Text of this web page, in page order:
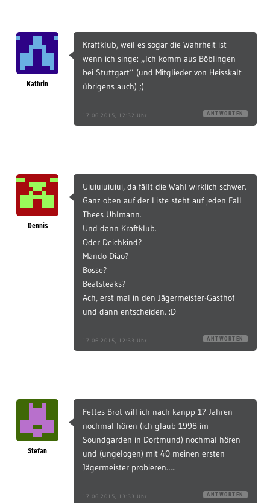
Kathrin
Kraftklub, weil es sogar die Wahrheit ist
wenn ich singe: „Ich komm aus Böblingen
bei Stuttgart“ (und Mitglieder von Heisskalt
übrigens auch) ;)
17.06.2015, 12:32 Uhr ANTWORTEN
Dennis
Uiuiuiuiuiui, da fällt die Wahl wirklich schwer.
Ganz oben auf der Liste steht auf jeden Fall
Thees Uhlmann.
Und dann Kraftklub.
Oder Deichkind?
Mando Diao?
Bosse?
Beatsteaks?
Ach, erst mal in den Jägermeister-Gasthof
und dann entscheiden. :D
17.06.2015, 12:33 Uhr ANTWORTEN
Stefan
Fettes Brot will ich nach kanpp 17 Jahren
nochmal hören (ich glaub 1998 im
Soundgarden in Dortmund) nochmal hören
und (ungelogen) mit 40 meinen ersten
Jägermeister probieren…..
17.06.2015, 13:33 Uhr ANTWORTEN